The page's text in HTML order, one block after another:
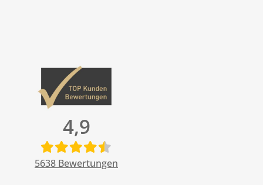
4,9
5638 Bewertungen